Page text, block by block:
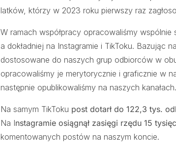
latków, którzy w 2023 roku pierwszy raz
W ramach współpracy opracowaliśmy
a dokładniej na Instagramie i TikToku. Bazując
dostosowane do naszych grup odbiorców w
opracowaliśmy je merytorycznie i graficznie w
następnie opublikowaliśmy na naszych kanałach.
Na samym TikToku post dotarł do 122,3 tys.
Na Instagramie osiągnął zasięgi rzędu 15
komentowanych postów na naszym koncie.